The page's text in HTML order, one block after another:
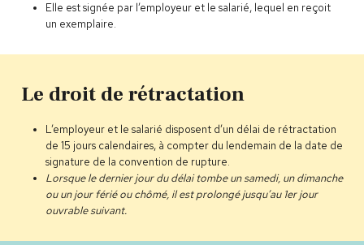
Elle est signée par l’employeur et le salarié, lequel en reçoit
un exemplaire.
Le droit de rétractation
L’employeur et le salarié disposent d’un délai de rétractation
de 15 jours calendaires, à compter du lendemain de la date de
signature de la convention de rupture.
Lorsque le dernier jour du délai tombe un samedi, un dimanche
ou un jour férié ou chômé, il est prolongé jusqu’au 1er jour
ouvrable suivant.